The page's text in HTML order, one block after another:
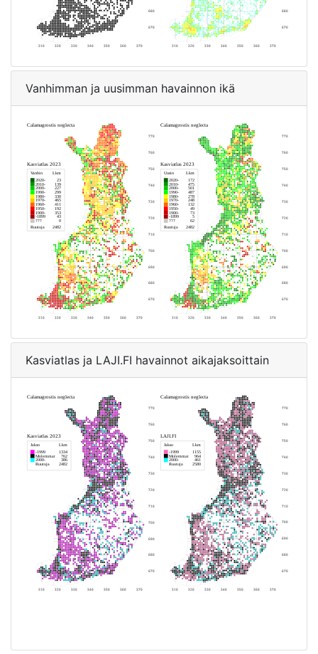
Vanhimman ja uusimman havainnon ikä
Kasviatlas ja LAJI.FI havainnot aikajaksoittain